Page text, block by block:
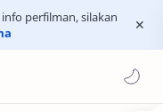
perfilman, silakan